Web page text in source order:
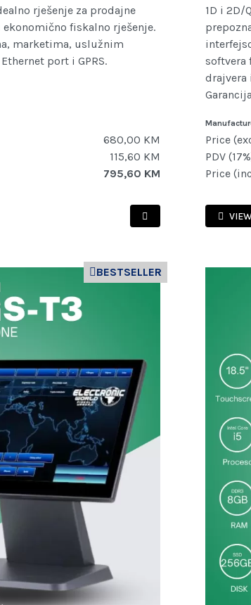
rješenje za prodajne
fiskalno rješenje.
marketima, uslužnim
port i GPRS.
680,00 KM
115,60 KM
795,60 KM
1D i 2D/
softvera
drajvera
Price
PDV
Price
BESTSELLER